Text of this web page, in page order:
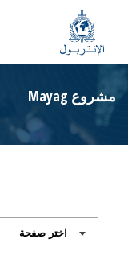
مشروع Mayag